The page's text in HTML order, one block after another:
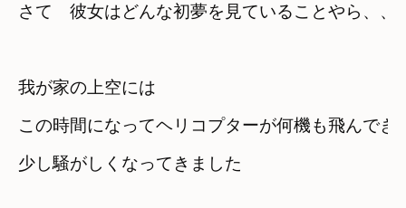
さて　彼女はどんな初夢を見ていることやら、、
我が家の上空には
この時間になってヘリコプターが何機も飛んでき
少し騒がしくなってきました